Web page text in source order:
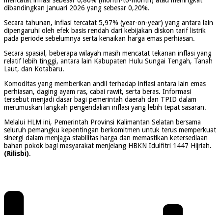
dibandingkan Januari 2026 yang sebesar 0,20%.
Secara tahunan, inflasi tercatat 5,97% (year-on-year) yang antara lain
dipengaruhi oleh efek basis rendah dari kebijakan diskon tarif listrik
pada periode sebelumnya serta kenaikan harga emas perhiasan.
Secara spasial, beberapa wilayah masih mencatat tekanan inflasi yang
relatif lebih tinggi, antara lain Kabupaten Hulu Sungai Tengah, Tanah
Laut, dan Kotabaru.
Komoditas yang memberikan andil terhadap inflasi antara lain emas
perhiasan, daging ayam ras, cabai rawit, serta beras. Informasi
tersebut menjadi dasar bagi pemerintah daerah dan TPID dalam
merumuskan langkah pengendalian inflasi yang lebih tepat sasaran.
Melalui HLM ini, Pemerintah Provinsi Kalimantan Selatan bersama
seluruh pemangku kepentingan berkomitmen untuk terus memperkuat
sinergi dalam menjaga stabilitas harga dan memastikan ketersediaan
bahan pokok bagi masyarakat menjelang HBKN Idulfitri 1447 Hijriah.
(Rilisbi).